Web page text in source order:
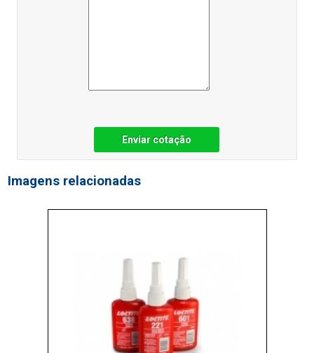
Enviar cotação
Imagens relacionadas